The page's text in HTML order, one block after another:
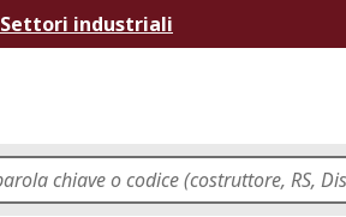
Settori industriali